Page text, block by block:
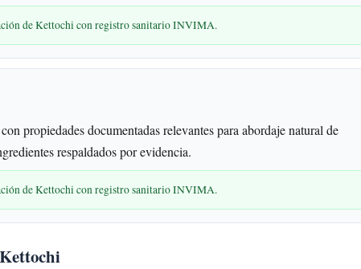
de Kettochi con registro sanitario INVIMA.
propiedades documentadas relevantes para abordaje natural de
respaldados por evidencia.
de Kettochi con registro sanitario INVIMA.